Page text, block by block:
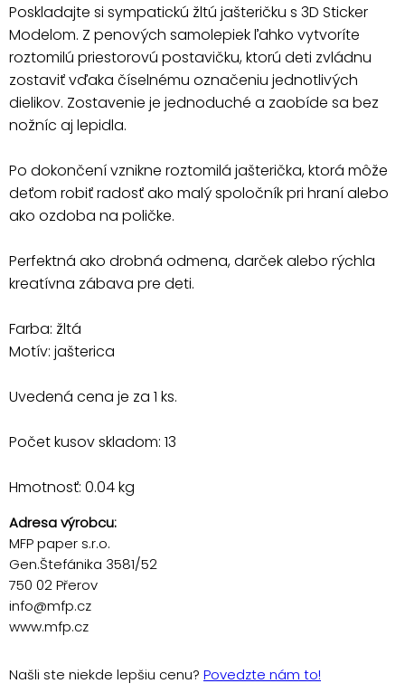
Poskladajte si sympatickú žltú jašteričku s 3D Sticker
Modelom. Z penových samolepiek ľahko vytvoríte
roztomilú priestorovú postavičku, ktorú deti zvládnu
zostaviť vďaka číselnému označeniu jednotlivých
dielikov. Zostavenie je jednoduché a zaobíde sa bez
nožníc aj lepidla.
Po dokončení vznikne roztomilá jašterička, ktorá môže
deťom robiť radosť ako malý spoločník pri hraní alebo
ako ozdoba na poličke.
Perfektná ako drobná odmena, darček alebo rýchla
kreatívna zábava pre deti.
Farba: žltá
Motív: jašterica
Uvedená cena je za 1 ks.
Počet kusov skladom: 13
Hmotnosť: 0.04 kg
Adresa výrobcu:
MFP paper s.r.o.
Gen.Štefánika 3581/52
750 02 Přerov
info@mfp.cz
www.mfp.cz
Našli ste niekde lepšiu cenu? Povedzte nám to!